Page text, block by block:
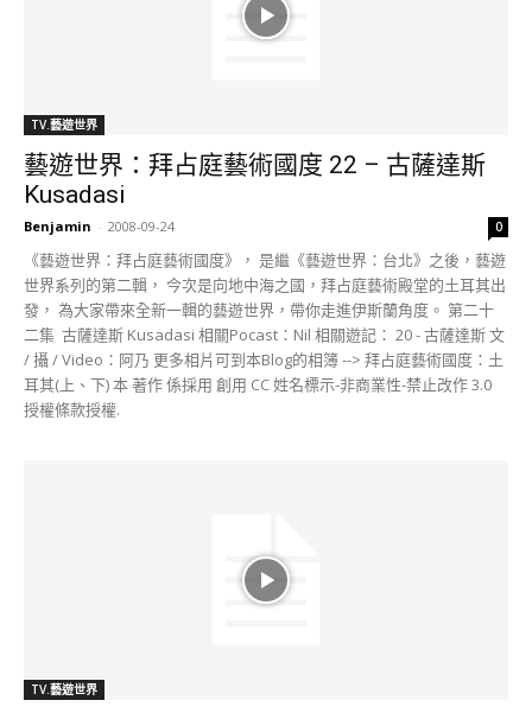
TV.藝遊世界
藝遊世界：拜占庭藝術國度 22 – 古薩達斯
Kusadasi
Benjamin - 2008-09-24 0
《藝遊世界：拜占庭藝術國度》， 是繼《藝遊世界：台北》之後，藝遊
世界系列的第二輯， 今次是向地中海之國，拜占庭藝術殿堂的土耳其出
發， 為大家帶來全新一輯的藝遊世界，帶你走進伊斯蘭角度。 第二十
二集 古薩達斯 Kusadasi 相關Pocast：Nil 相關遊記： 20 - 古薩達斯 文
/ 攝 / Video：阿乃 更多相片可到本Blog的相簿 --> 拜占庭藝術國度：土
耳其(上、下) 本 著作 係採用 創用 CC 姓名標示-非商業性-禁止改作 3.0
授權條款授權.
TV.藝遊世界